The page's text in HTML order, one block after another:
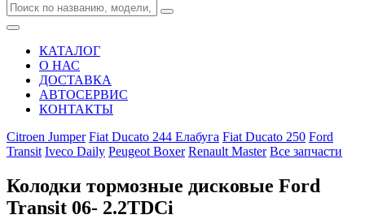
КАТАЛОГ
О НАС
ДОСТАВКА
АВТОСЕРВИС
КОНТАКТЫ
Citroen Jumper Fiat Ducato 244 Елабуга Fiat Ducato 250 Ford
Transit Iveco Daily Peugeot Boxer Renault Master Все запчасти
Колодки тормозные дисковые Ford
Transit 06- 2.2TDCi